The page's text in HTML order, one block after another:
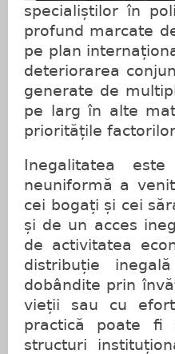
specialiștilor în
profund marcate
pe plan
deteriorarea
generate de
pe larg în alte
prioritățile
Inegalitatea
neuniformă a
cei bogați și cei
și de un acces
de activitatea
distribuție
dobândite prin
vieții sau cu
practică poate fi
structuri